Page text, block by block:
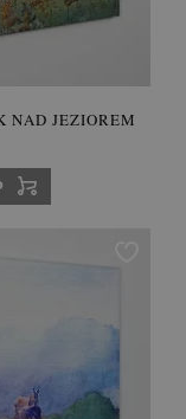
NAD JEZIOREM